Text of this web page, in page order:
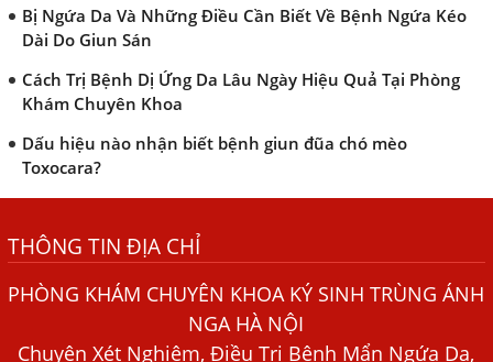
Bị Ngứa Da Và Những Điều Cần Biết Về Bệnh Ngứa Kéo
Dài Do Giun Sán
Cách Trị Bệnh Dị Ứng Da Lâu Ngày Hiệu Quả Tại Phòng
Khám Chuyên Khoa
Dấu hiệu nào nhận biết bệnh giun đũa chó mèo
Toxocara?
Bệnh Chàm Và Những Yếu Tố Liên Quan Đến Bệnh Giun
Dấu Hiệu Ngứa Da, Dị Ứng, Nổi Mề Đay Do Nhiễm Sán
THÔNG TIN ĐỊA CHỈ
PHÒNG KHÁM CHUYÊN KHOA KÝ SINH TRÙNG ÁNH
NGA HÀ NỘI
Chuyên Xét Nghiệm, Điều Trị Bệnh Mẩn Ngứa Da,